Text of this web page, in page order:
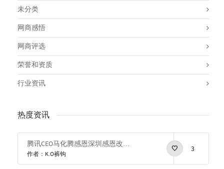
未分类
网商感悟
网商评选
荣誉和资质
行业资讯
热度资讯
腾讯CEO马化腾感恩深圳感恩改革开放
作者：K.O裤钩
3